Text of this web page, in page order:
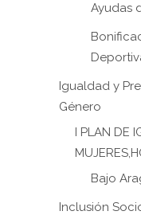
Ayudas
Igualdad y
Género
I PLAN DE
Bajo
Inclusión